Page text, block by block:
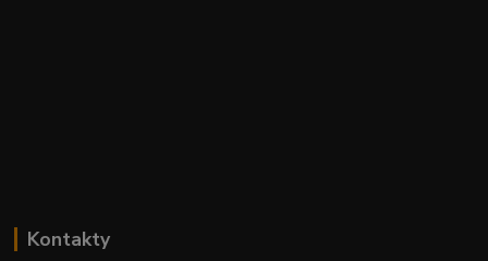
Kontakty